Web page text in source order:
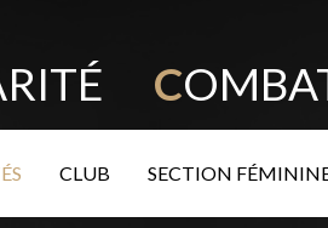
C
CLUB SECTION